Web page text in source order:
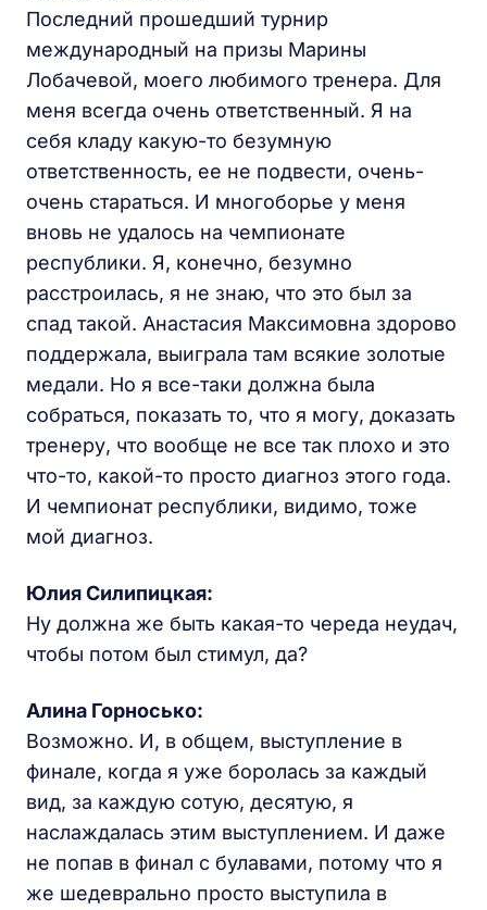
Последний прошедший турнир
международный на призы Марины
Лобачевой, моего любимого тренера. Для
меня всегда очень ответственный. Я на
себя кладу какую-то безумную
ответственность, ее не подвести, очень-
очень стараться. И многоборье у меня
вновь не удалось на чемпионате
республики. Я, конечно, безумно
расстроилась, я не знаю, что это был за
спад такой. Анастасия Максимовна здорово
поддержала, выиграла там всякие золотые
медали. Но я все-таки должна была
собраться, показать то, что я могу, доказать
тренеру, что вообще не все так плохо и это
что-то, какой-то просто диагноз этого года.
И чемпионат республики, видимо, тоже
мой диагноз.
Юлия Силипицкая:
Ну должна же быть какая-то череда неудач,
чтобы потом был стимул, да?
Алина Горносько:
Возможно. И, в общем, выступление в
финале, когда я уже боролась за каждый
вид, за каждую сотую, десятую, я
наслаждалась этим выступлением. И даже
не попав в финал с булавами, потому что я
же шедеврально просто выступила в